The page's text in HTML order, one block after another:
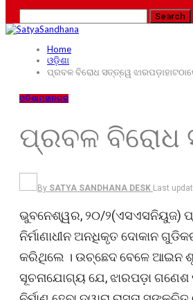
Home
ଓଡ଼ିଶା
ପ୍ରବଳ ବିରୋଧ ସତ୍ତ୍ୱେ
ଓଡ଼ିଶାମହାନଗର
ପ୍ରବଳ ବିରୋଧ
By SATYA SANDHANA DESK Last
ଭୁବନେଶ୍ୱର, ୨୦/୨(ଏସଏସନିୟୁଜ)
ନିର୍ମାଣାଧୀନ ଅନଧିକୃତ ଦୋକାନ
କରିଥିଲେ । ଉଚ୍ଛେଦ ବେଳେ ଆଇନ
ସୂଚନାଯୋଗ୍ୟ ଯେ, ଝାରପଡ଼ା